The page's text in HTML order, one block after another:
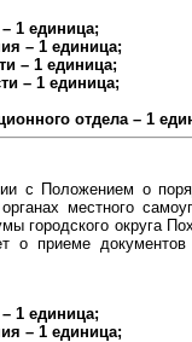
1 единица;
– 1 единица;
– 1 единица;
– 1 единица;
отдела – 1
с Положением о
местного
городского округа
о приеме
1 единица;
– 1 единица;